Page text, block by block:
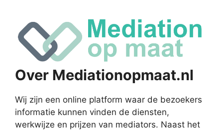
Over Mediationopmaat.nl
Wij zijn een online platform waar de bezoekers
informatie kunnen vinden de diensten,
werkwijze en prijzen van mediators. Naast het